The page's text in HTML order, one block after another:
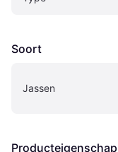
Soort
Jassen